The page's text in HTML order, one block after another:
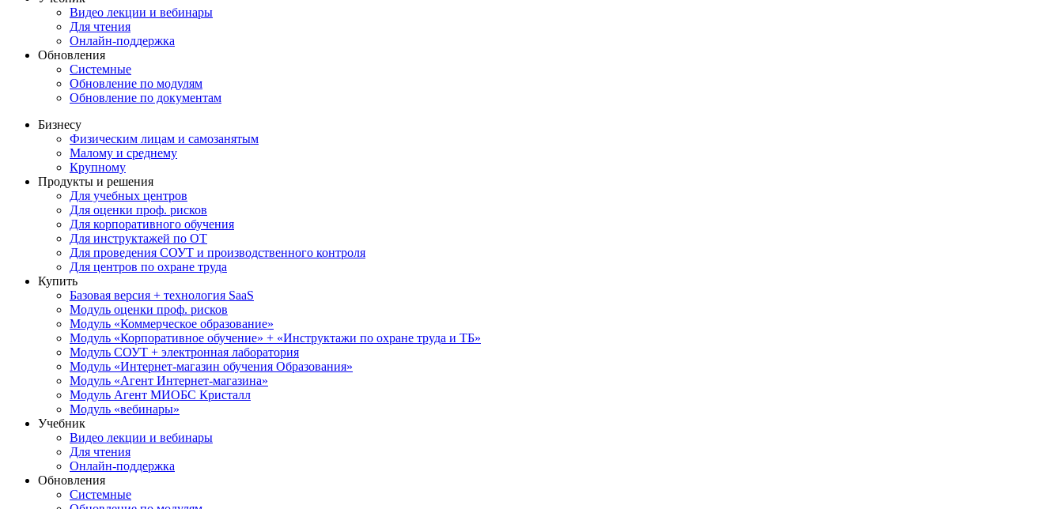
Видео лекции и вебинары
Для чтения
Онлайн-поддержка
Обновления
Системные
Обновление по модулям
Обновление по документам
Бизнесу
Физическим лицам и самозанятым
Малому и среднему
Крупному
Продукты и решения
Для учебных центров
Для оценки проф. рисков
Для корпоративного обучения
Для инструктажей по ОТ
Для проведения СОУТ и производственного контроля
Для центров по охране труда
Купить
Базовая версия + технология SaaS
Модуль оценки проф. рисков
Модуль «Коммерческое образование»
Модуль «Корпоративное обучение» + «Инструктажи по охране труда и ТБ»
Модуль СОУТ + электронная лаборатория
Модуль «Интернет-магазин обучения Образования»
Модуль «Агент Интернет-магазина»
Модуль Агент МИОБС Кристалл
Модуль «вебинары»
Учебник
Видео лекции и вебинары
Для чтения
Онлайн-поддержка
Обновления
Системные